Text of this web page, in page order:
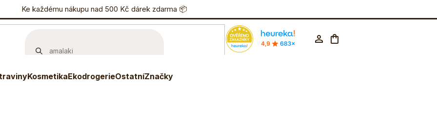
Ke každému nákupu nad 500 Kč dárek zdarma 📦
KosmetikaEkodrogerieOstatníZnačky
program Eshop 733 738 836